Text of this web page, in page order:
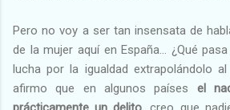
Pero no voy a ser tan insensata de
de la mujer aquí en España… ¿Qué
lucha por la igualdad extrapolándolo
afirmo que en algunos países el